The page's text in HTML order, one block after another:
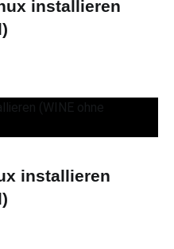
installieren
installieren